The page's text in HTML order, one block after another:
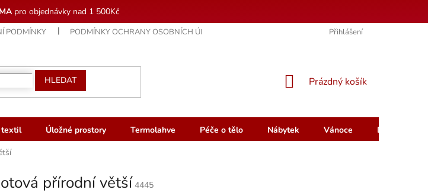
pro objednávky nad 1 500Kč
PODMÍNKY PODMÍNKY OCHRANY OSOBNÍCH ÚDAJŮ HODNOCENÍ OBCHODU
Přihlášení
HLEDAT
NÁKUPNÍ
Prázdný košík
textil Úložné prostory Termolahve Péče o tělo Nábytek Vánoce
Dárkový
přírodní větší 4445